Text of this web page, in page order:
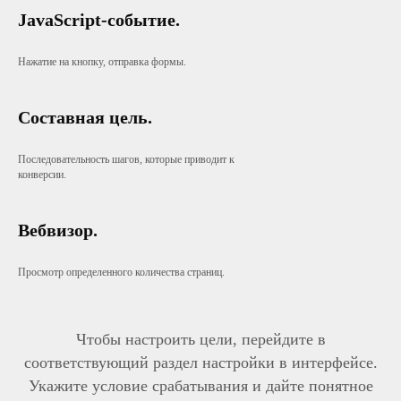
JavaScript-событие.
Нажатие на кнопку, отправка формы.
Составная цель.
Последовательность шагов, которые приводит к
конверсии.
Вебвизор.
Просмотр определенного количества страниц.
Чтобы настроить цели, перейдите в
соответствующий раздел настройки в интерфейсе.
Укажите условие срабатывания и дайте понятное